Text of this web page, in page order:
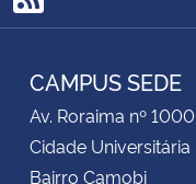
RSS
CAMPUS SEDE
Av. Roraima nº 1000
Cidade Universitária
Bairro Camobi